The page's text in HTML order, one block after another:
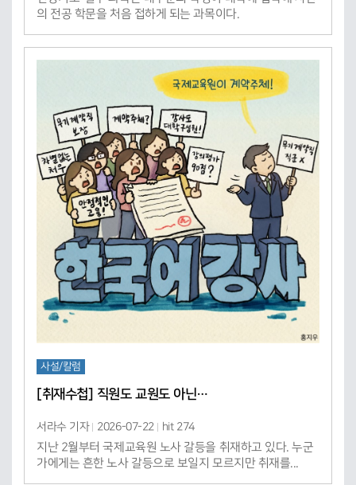
의 전공 학문을 처음 접하게 되는 과목이다.
사설/칼럼
[취재수첩] 직원도 교원도 아닌…
서라수 기자 2026-07-22
hit 274
지난 2월부터 국제교육원 노사 갈등을 취재하고 있다. 누군
가에게는 흔한 노사 갈등으로 보일지 모르지만 취재를...